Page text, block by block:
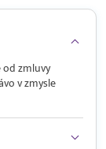
od zmluvy
v zmysle